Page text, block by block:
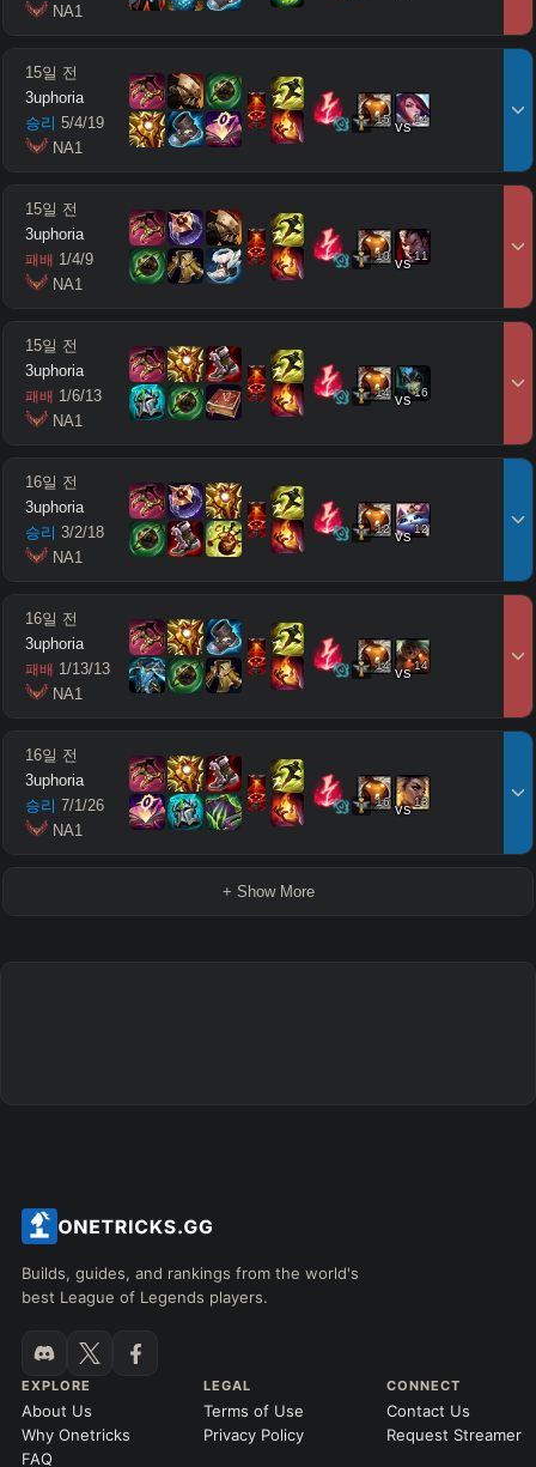
NA1
15일 전
3uphoria
승리 5/4/19
NA1
15 vs14
15일 전
3uphoria
패배 1/4/9
NA1
10 vs11
15일 전
3uphoria
패배 1/6/13
NA1
14 vs16
16일 전
3uphoria
승리 3/2/18
NA1
12 vs12
16일 전
3uphoria
패배 1/13/13
NA1
14 vs14
16일 전
3uphoria
승리 7/1/26
NA1
16 vs13
+ Show More
Builds, guides, and rankings from the world's
best League of Legends players.
EXPLORE
About Us
Why Onetricks
FAQ
LEGAL
Terms of Use
Privacy Policy
CONNECT
Contact Us
Request Streamer